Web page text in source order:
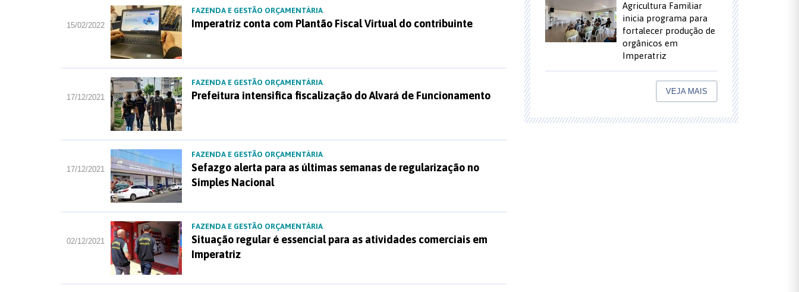
15/02/2022
FAZENDA E GESTÃO ORÇAMENTÁRIA
Imperatriz conta com Plantão Fiscal Virtual do contribuinte
17/12/2021
FAZENDA E GESTÃO ORÇAMENTÁRIA
Prefeitura intensifica fiscalização do Alvará de Funcionamento
17/12/2021
FAZENDA E GESTÃO ORÇAMENTÁRIA
Sefazgo alerta para as últimas semanas de regularização no
Simples Nacional
02/12/2021
FAZENDA E GESTÃO ORÇAMENTÁRIA
Situação regular é essencial para as atividades comerciais em
Imperatriz
Agricultura Familiar
inicia programa para
fortalecer produção de
orgânicos em
Imperatriz
VEJA MAIS